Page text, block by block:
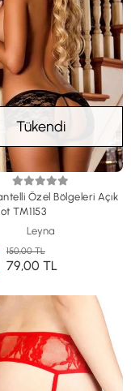
Tükendi
Özel Bölgeleri Açık
TM1153
Leyna
150,00 TL
79,00 TL